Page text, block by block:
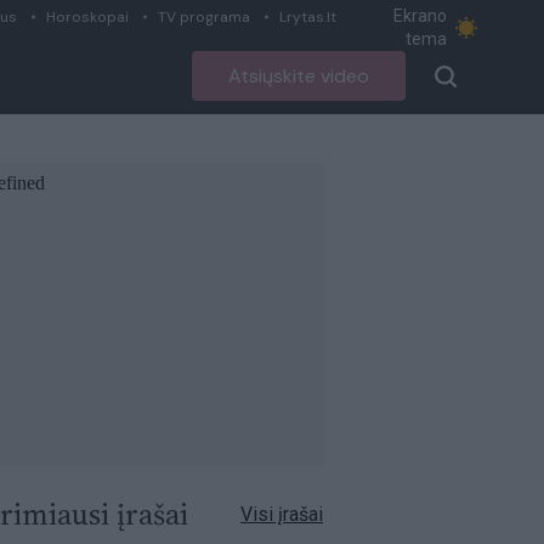
Horoskopai TV programa Lrytas.lt
Ekrano
tema
Atsiųskite video
įrašai Visi įrašai